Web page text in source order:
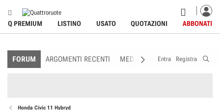
Q PREMIUM LISTINO USATO QUOTAZIONI ABBONATI
FORUM ARGOMENTI RECENTI MEDIA MEMBRI
Entra Registra
Honda Civic 11 Hybryd